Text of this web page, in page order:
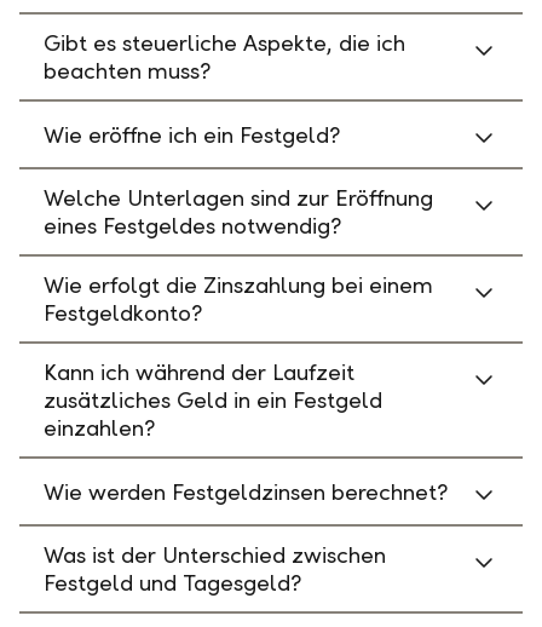
Gibt es steuerliche Aspekte, die ich
beachten muss?
Wie eröffne ich ein Festgeld?
Welche Unterlagen sind zur Eröffnung
eines Festgeldes notwendig?
Wie erfolgt die Zinszahlung bei einem
Festgeldkonto?
Kann ich während der Laufzeit
zusätzliches Geld in ein Festgeld
einzahlen?
Wie werden Festgeldzinsen berechnet?
Was ist der Unterschied zwischen
Festgeld und Tagesgeld?